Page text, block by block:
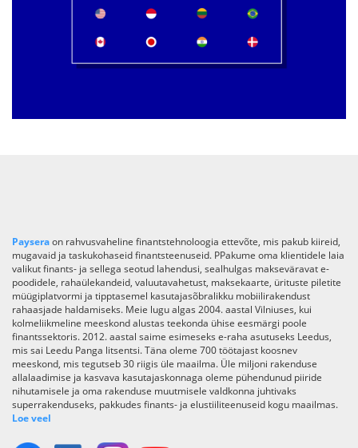
Payseraon rahvusvaheline finantstehnoloogia ettevõte, mis pakub kiireid,
mugavaid ja taskukohaseid finantsteenuseid. PPakume oma klientidele laia
valikut finants- ja sellega seotud lahendusi, sealhulgas makseväravat e-
poodidele, rahaülekandeid, valuutavahetust, maksekaarte, ürituste piletite
müügiplatvormi ja tipptasemel kasutajasõbralikku mobiilirakendust
rahaasjade haldamiseks. Meie lugu algas 2004. aastal Vilniuses, kui
kolmeliikmeline meeskond alustas teekonda ühise eesmärgi poole
finantssektoris. 2012. aastal saime esimeseks e-raha asutuseks Leedus,
mis sai Leedu Panga litsentsi. Täna oleme 700 töötajast koosnev
meeskond, mis tegutseb 30 riigis üle maailma. Üle miljoni rakenduse
allalaadimise ja kasvava kasutajaskonnaga oleme pühendunud piiride
nihutamisele ja oma rakenduse muutmisele valdkonna juhtivaks
superrakenduseks, pakkudes finants- ja elustiiliteenuseid kogu maailmas.
Loe veel